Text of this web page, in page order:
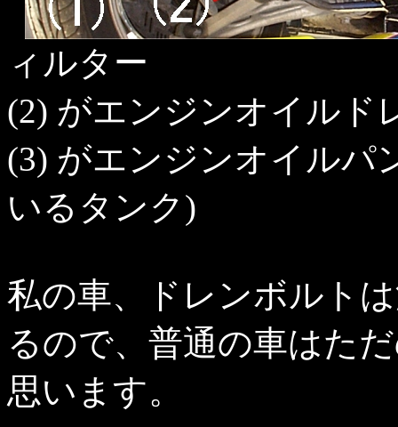
ィルター
(2) がエンジンオイルド
(3) がエンジンオイルパ
いるタンク)
私の車、ドレンボルト
るので、普通の車はた
思います。